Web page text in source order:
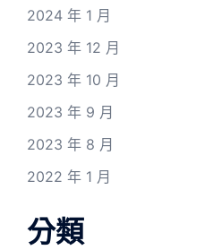
2024 年 1 月
2023 年 12 月
2023 年 10 月
2023 年 9 月
2023 年 8 月
2022 年 1 月
分類